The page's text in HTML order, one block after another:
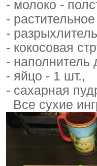
- молоко -
-
-
- кокосовая
- наполнитель
- яйцо - 1 шт.,
- сахарная
Все сухие